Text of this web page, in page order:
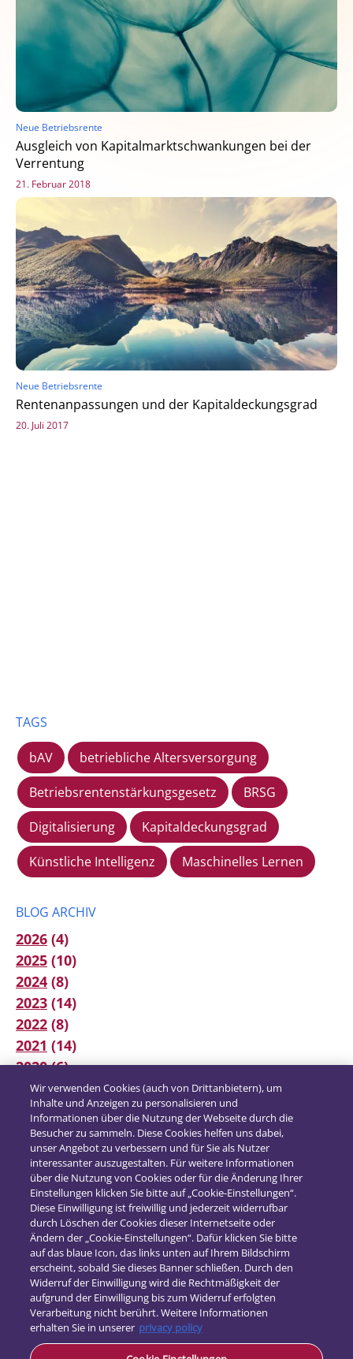
Neue Betriebsrente
Ausgleich von Kapitalmarktschwankungen bei der
Verrentung
21. Februar 2018
Neue Betriebsrente
Rentenanpassungen und der Kapitaldeckungsgrad
20. Juli 2017
TAGS
bAV
betriebliche Altersversorgung
Betriebsrentenstärkungsgesetz
BRSG
Digitalisierung
Kapitaldeckungsgrad
Künstliche Intelligenz
Maschinelles Lernen
BLOG ARCHIV
2026 (4)
2025 (10)
2024 (8)
2023 (14)
2022 (8)
2021 (14)
2020(6)
2019(12)
2018(16)
2017(21)
Wir verwenden Cookies (auch von Drittanbietern), um
Inhalte und Anzeigen zu personalisieren und
Informationen über die Nutzung der Webseite durch die
Besucher zu sammeln. Diese Cookies helfen uns dabei,
unser Angebot zu verbessern und für Sie als Nutzer
interessanter auszugestalten. Für weitere Informationen
über die Nutzung von Cookies oder für die Änderung Ihrer
Einstellungen klicken Sie bitte auf „Cookie-Einstellungen“.
Diese Einwilligung ist freiwillig und jederzeit widerrufbar
durch Löschen der Cookies dieser Internetseite oder
Ändern der „Cookie-Einstellungen“. Dafür klicken Sie bitte
auf das blaue Icon, das links unten auf Ihrem Bildschirm
erscheint, sobald Sie dieses Banner schließen. Durch den
Widerruf der Einwilligung wird die Rechtmäßigkeit der
aufgrund der Einwilligung bis zum Widerruf erfolgten
Verarbeitung nicht berührt. Weitere Informationen
erhalten Sie in unserer privacy policy